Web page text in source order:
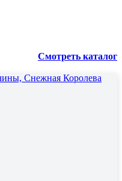
Смотреть каталог